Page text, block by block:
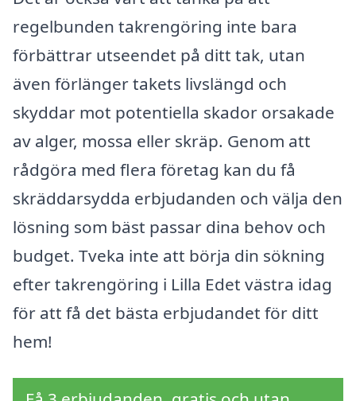
regelbunden takrengöring inte bara
förbättrar utseendet på ditt tak, utan
även förlänger takets livslängd och
skyddar mot potentiella skador orsakade
av alger, mossa eller skräp. Genom att
rådgöra med flera företag kan du få
skräddarsydda erbjudanden och välja den
lösning som bäst passar dina behov och
budget. Tveka inte att börja din sökning
efter takrengöring i Lilla Edet västra idag
för att få det bästa erbjudandet för ditt
hem!